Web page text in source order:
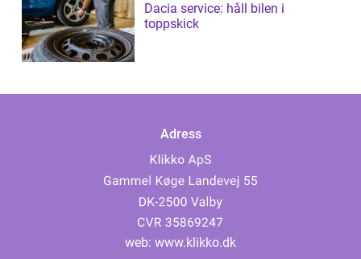
Dacia service: håll bilen i
toppskick
Adress
web: www.klikko.dk